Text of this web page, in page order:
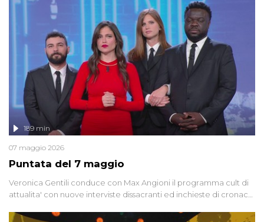
racconta l'universo delle narrazioni alternative, dei sospetti
globali e del complottismo che negli ultimi anni hanno invaso
social network, talk show, piazze digitali e immaginario collettivo.
Puntata del 7 maggio
189 min
07 maggio 2026
Veronica Gentili conduce con Max Angioni il programma cult di
attualita' con nuove interviste dissacranti ed inchieste di cronaca